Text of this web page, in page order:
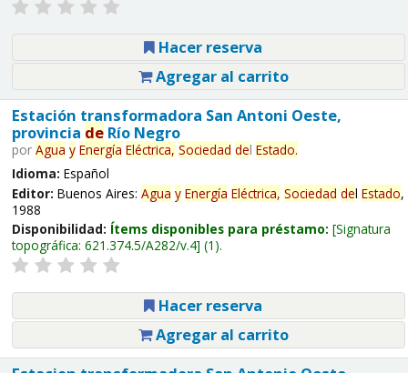
Hacer reserva
Agregar al carrito
Estación transformadora San Antoni Oeste,
provincia deRío Negro
por Agua y Energía Eléctrica, Sociedad del Estado.
Idioma: Español
Editor: Buenos Aires: Agua y Energía Eléctrica, Sociedad del Estado,
1988
Disponibilidad: Ítems disponibles para préstamo: Signatura
topográfica: 621.374.5/A282/v.4 (1).
Hacer reserva
Agregar al carrito